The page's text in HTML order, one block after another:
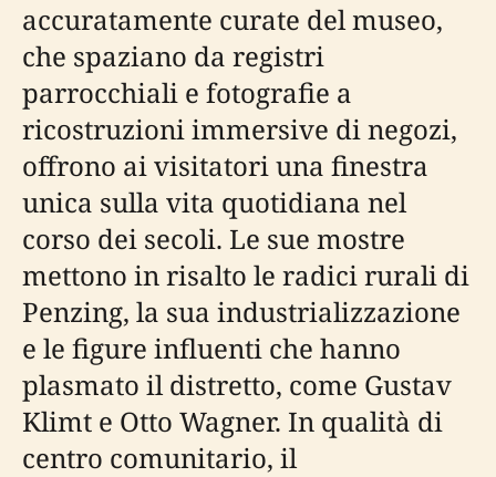
accuratamente curate del museo,
che spaziano da registri
parrocchiali e fotografie a
ricostruzioni immersive di negozi,
offrono ai visitatori una finestra
unica sulla vita quotidiana nel
corso dei secoli. Le sue mostre
mettono in risalto le radici rurali di
Penzing, la sua industrializzazione
e le figure influenti che hanno
plasmato il distretto, come Gustav
Klimt e Otto Wagner. In qualità di
centro comunitario, il